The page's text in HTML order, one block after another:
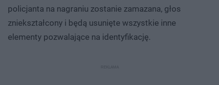
policjanta na nagraniu zostanie zamazana, głos
zniekształcony i będą usunięte wszystkie inne
elementy pozwalające na identyfikację.